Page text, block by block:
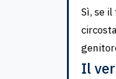
Sì, se
Il